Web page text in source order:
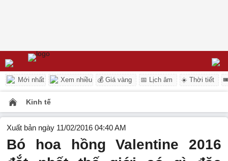
Mới nhất Xem nhiều 💰 Giá vàng 📅 Lịch âm ☀️ Thời tiết
Kinh tế
Xuất bản ngày 11/02/2016 04:40 AM
Bó hoa hồng Valentine 2016